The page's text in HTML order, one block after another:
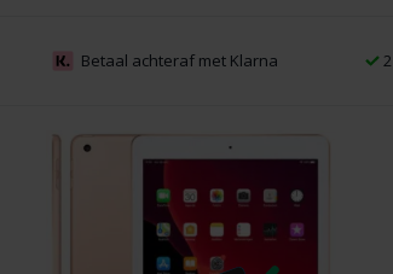
Betaal achteraf met Klarna 2